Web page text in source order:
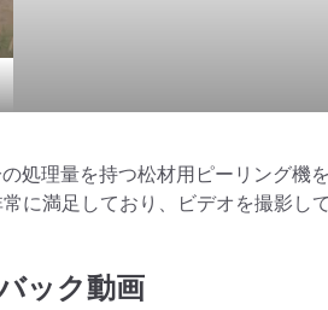
処理量を持つ松材用ピーリング機
に満足しており、ビデオを撮影し
ック動画